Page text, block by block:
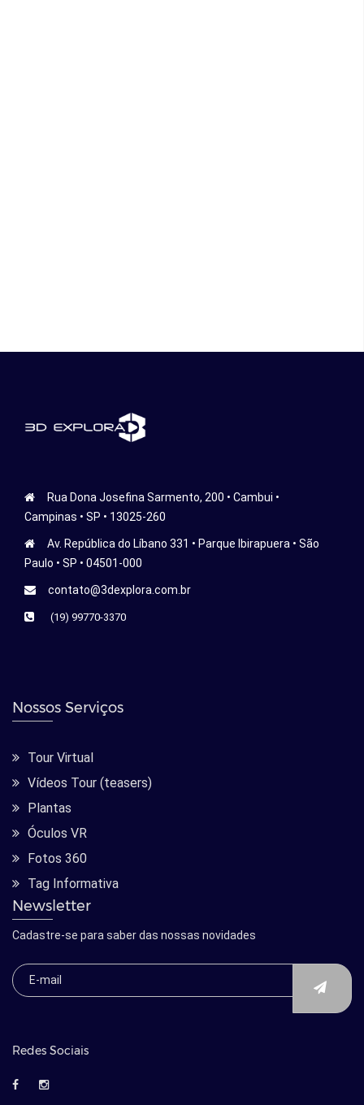
Rua Dona Josefina Sarmento, 200 • Cambui •
Campinas • SP • 13025-260
Av. República do Líbano 331 • Parque Ibirapuera • São
Paulo • SP • 04501-000
contato@3dexplora.com.br
(19) 99770-3370
Nossos Serviços
Tour Virtual
Vídeos Tour (teasers)
Plantas
Óculos VR
Fotos 360
Tag Informativa
Newsletter
Cadastre-se para saber das nossas novidades
Redes Sociais